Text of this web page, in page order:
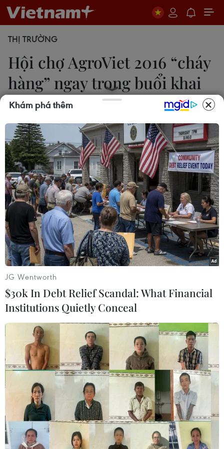
THỊ TRƯỜNG
Hội chợ AgroViet 2016 “cháy
hàng” ngay trong buổi khai
mạc
Thanh Tâm
11/11/2016 09:54
Hội chợ Triển lãm nông nghiệp quốc tế lần thứ 16 -
AgroViet 2016 thu hút hàng nghìn người dân Thủ
đô tham quan và mua sắm, nhiều gian hàng thậm
chí "cháy hàng" do chưa vận chuyển kịp đến để
bán.
Gian hàng hoa quả thu hút người mua. (Ảnh:
Thanh Tâm/Vietnam+)
Với chủ đề “Sản phẩm nông nghiệp đảm bảo
Khám phá thêm
JG Wentworth
$30k In Debt Relief Scandal: What Financial
Institutions Quietly Conceal